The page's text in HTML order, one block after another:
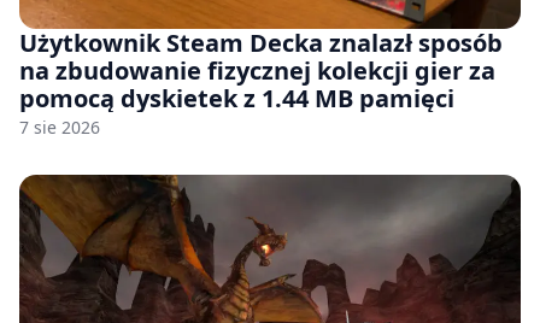
Użytkownik Steam Decka znalazł sposób
na zbudowanie fizycznej kolekcji gier za
pomocą dyskietek z 1.44 MB pamięci
7 sie 2026